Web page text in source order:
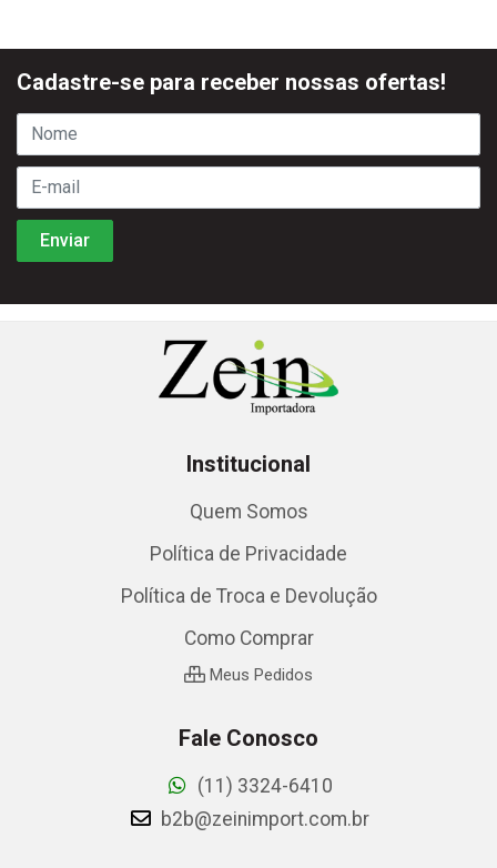
Cadastre-se para receber nossas ofertas!
Institucional
Quem Somos
Política de Privacidade
Política de Troca e Devolução
Como Comprar
Meus Pedidos
Fale Conosco
(11) 3324-6410
b2b@zeinimport.com.br